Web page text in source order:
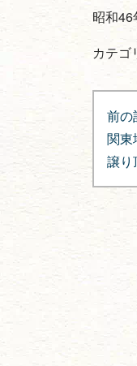
昭和
カテゴ
投
稿
ナ
ビ
前の
関東
譲り